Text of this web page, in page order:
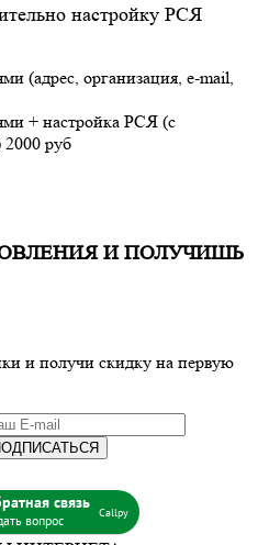
настройку РСЯ
(адрес, организация, e-mail,
+ настройка РСЯ (с
2000 руб
И ПОЛУЧИШЬ
и получи скидку на первую
товаров
Callpy